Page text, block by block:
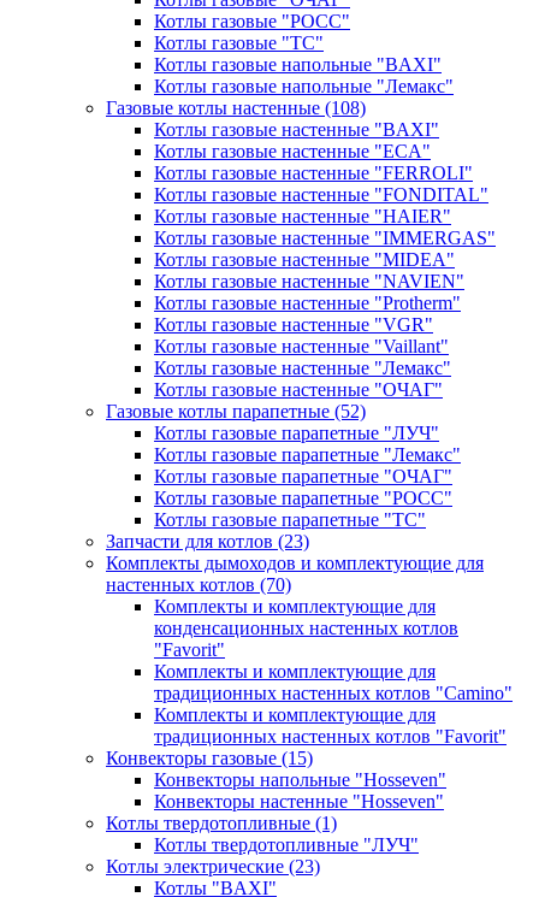
Котлы газовые "РОСС"
Котлы газовые "ТС"
Котлы газовые напольные "BAXI"
Котлы газовые напольные "Лемакс"
Газовые котлы настенные (108)
Котлы газовые настенные "BAXI"
Котлы газовые настенные "ECA"
Котлы газовые настенные "FERROLI"
Котлы газовые настенные "FONDITAL"
Котлы газовые настенные "HAIER"
Котлы газовые настенные "IMMERGAS"
Котлы газовые настенные "MIDEA"
Котлы газовые настенные "NAVIEN"
Котлы газовые настенные "Protherm"
Котлы газовые настенные "VGR"
Котлы газовые настенные "Vaillant"
Котлы газовые настенные "Лемакс"
Котлы газовые настенные "ОЧАГ"
Газовые котлы парапетные (52)
Котлы газовые парапетные "ЛУЧ"
Котлы газовые парапетные "Лемакс"
Котлы газовые парапетные "ОЧАГ"
Котлы газовые парапетные "РОСС"
Котлы газовые парапетные "ТС"
Запчасти для котлов (23)
Комплекты дымоходов и комплектующие для
настенных котлов (70)
Комплекты и комплектующие для
конденсационных настенных котлов
"Favorit"
Комплекты и комплектующие для
традиционных настенных котлов "Camino"
Комплекты и комплектующие для
традиционных настенных котлов "Favorit"
Конвекторы газовые (15)
Конвекторы напольные "Hosseven"
Конвекторы настенные "Hosseven"
Котлы твердотопливные (1)
Котлы твердотопливные "ЛУЧ"
Котлы электрические (23)
Котлы "BAXI"